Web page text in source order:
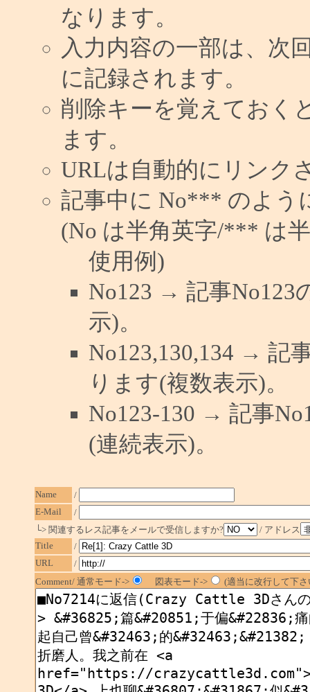
なります。
入力内容の一部は、次
に記録されます。
削除キーを覚えておく
ます。
URLは自動的にリンク
記事中に No*** のよう
(No は半角英字/*** は
使用例)
No123 → 記事No123
示)。
No123,130,134 → 記
ります(複数表示)。
No123-130 → 記事
(連続表示)。
Name
/
E-Mail
/
└> 関連するレス記事をメールで受信しますか?
/ アドレス
Title
/
URL
/
Comment/ 通常モード->
図表モード-> (適当に改行して下